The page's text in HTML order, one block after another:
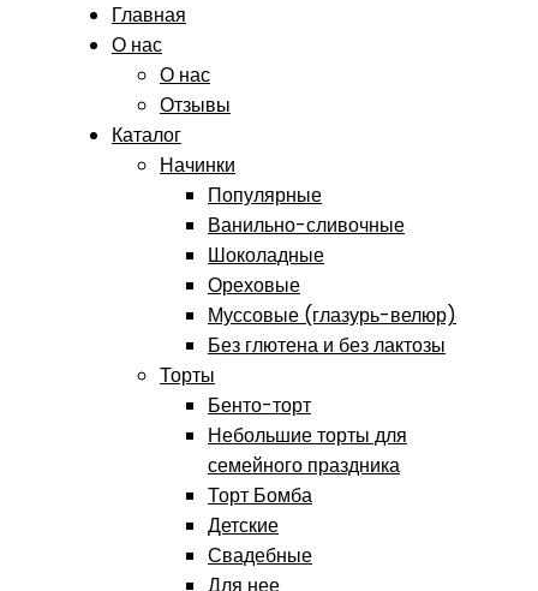
Главная
О нас
О нас
Отзывы
Каталог
Начинки
Популярные
Ванильно-сливочные
Шоколадные
Ореховые
Муссовые (глазурь-велюр)
Без глютена и без лактозы
Торты
Бенто-торт
Небольшие торты для
семейного праздника
Торт Бомба
Детские
Свадебные